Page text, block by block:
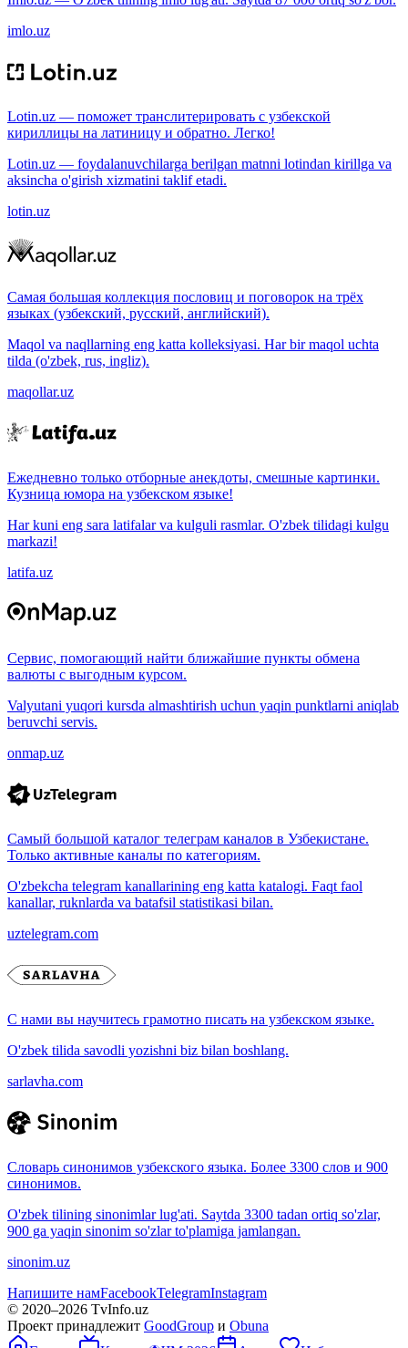
imlo.uz
Lotin.uz — поможет транслитерировать с узбекской
кириллицы на латиницу и обратно. Легко!
Lotin.uz — foydalanuvchilarga berilgan matnni lotindan kirillga va
aksincha o'girish xizmatini taklif etadi.
lotin.uz
Самая большая коллекция пословиц и поговорок на трёх
языках (узбекский, русский, английский).
Maqol va naqllarning eng katta kolleksiyasi. Har bir maqol uchta
tilda (o'zbek, rus, ingliz).
maqollar.uz
Ежедневно только отборные анекдоты, смешные картинки.
Кузница юмора на узбекском языке!
Har kuni eng sara latifalar va kulguli rasmlar. O'zbek tilidagi kulgu
markazi!
latifa.uz
Сервис, помогающий найти ближайшие пункты обмена
валюты с выгодным курсом.
Valyutani yuqori kursda almashtirish uchun yaqin punktlarni aniqlab
beruvchi servis.
onmap.uz
Самый большой каталог телеграм каналов в Узбекистане.
Только активные каналы по категориям.
O'zbekcha telegram kanallarining eng katta katalogi. Faqt faol
kanallar, ruknlarda va batafsil statistikasi bilan.
uztelegram.com
С нами вы научитесь грамотно писать на узбекском языке.
O'zbek tilida savodli yozishni biz bilan boshlang.
sarlavha.com
Словарь синонимов узбекского языка. Более 3300 слов и 900
синонимов.
O'zbek tilining sinonimlar lug'ati. Saytda 3300 tadan ortiq so'zlar,
900 ga yaqin sinonim so'zlar to'plamiga jamlangan.
sinonim.uz
Напишите намFacebookTelegramInstagram
© 2020–2026 TvInfo.uz
Проект принадлежит GoodGroup и Obuna